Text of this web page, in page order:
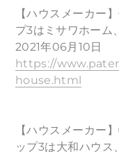
【ハウスメーカー
プ3はミサワホーム
2021年06月10日
https://
house.html
【ハウスメーカー
ップ3は大和ハウ